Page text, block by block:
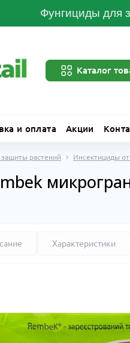
Фунгициды для
Каталог
и оплата Акции
защиты растений Инсектициды
Характеристики